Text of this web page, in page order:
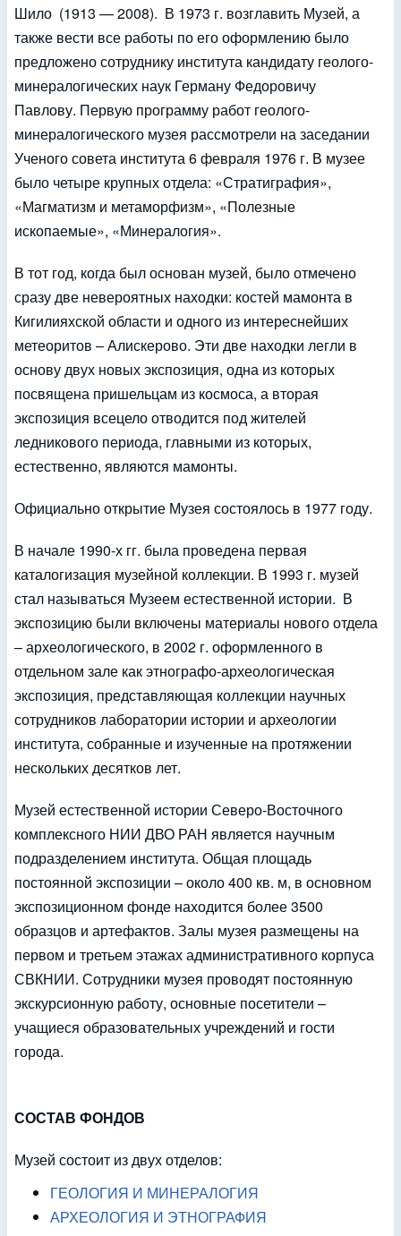
Шило (1913 — 2008). В 1973 г. возглавить Музей, а
также вести все работы по его оформлению было
предложено сотруднику института кандидату геолого-
минералогических наук Герману Федоровичу
Павлову. Первую программу работ геолого-
минералогического музея рассмотрели на заседании
Ученого совета института 6 февраля 1976 г. В музее
было четыре крупных отдела: «Стратиграфия»,
«Магматизм и метаморфизм», «Полезные
ископаемые», «Минералогия».
В тот год, когда был основан музей, было отмечено
сразу две невероятных находки: костей мамонта в
Кигилияхской области и одного из интереснейших
метеоритов – Алискерово. Эти две находки легли в
основу двух новых экспозиция, одна из которых
посвящена пришельцам из космоса, а вторая
экспозиция всецело отводится под жителей
ледникового периода, главными из которых,
естественно, являются мамонты.
Официально открытие Музея состоялось в 1977 году.
В начале 1990-х гг. была проведена первая
каталогизация музейной коллекции. В 1993 г. музей
стал называться Музеем естественной истории. В
экспозицию были включены материалы нового отдела
– археологического, в 2002 г. оформленного в
отдельном зале как этнографо-археологическая
экспозиция, представляющая коллекции научных
сотрудников лаборатории истории и археологии
института, собранные и изученные на протяжении
нескольких десятков лет.
Музей естественной истории Северо-Восточного
комплексного НИИ ДВО РАН является научным
подразделением института. Общая площадь
постоянной экспозиции – около 400 кв. м, в основном
экспозиционном фонде находится более 3500
образцов и артефактов. Залы музея размещены на
первом и третьем этажах административного корпуса
СВКНИИ. Сотрудники музея проводят постоянную
экскурсионную работу, основные посетители –
учащиеся образовательных учреждений и гости
города.
СОСТАВ ФОНДОВ
Музей состоит из двух отделов:
ГЕОЛОГИЯ И МИНЕРАЛОГИЯ
АРХЕОЛОГИЯ И ЭТНОГРАФИЯ